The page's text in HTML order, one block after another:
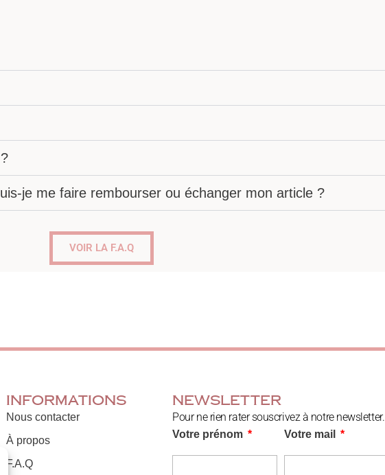
je me faire rembourser ou échanger mon article ?
VOIR LA F.A.Q
Informations
Nous contacter
À propos
F.A.Q
Newsletter
Pour ne rien rater souscrivez à notre newsletter.
Votre prénom Votre mail